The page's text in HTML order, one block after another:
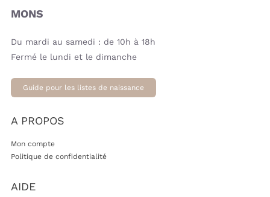
MONS
Du mardi au samedi : de 10h à 18h
Fermé le lundi et le dimanche
Guide pour les listes de naissance
A PROPOS
Mon compte
Politique de confidentialité
AIDE